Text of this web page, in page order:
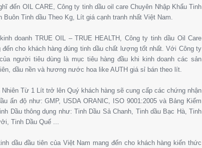
đến OIL CARE, Công ty tinh dầu oil care Chuyên Nhập Khẩu Tinh
Buôn Tinh dầu Theo Kg, Lít giá cạnh tranh nhất Việt Nam.
doanh TRUE OIL – TRUE HEALTH, Công ty tinh dầu Oil Care
đến cho khách hàng đúng tinh dầu chất lượng tốt nhất. Với Công ty
người tiêu dùng là mục tiêu hàng đầu khi kinh doanh các sản
dầu nền và hương nước hoa like AUTH giá sỉ bán theo lít.
Nhiên Từ 1 Lít trở lên Quý khách hàng sẽ cung cấp các chứng nhận
ấn độ như: GMP, USDA ORANIC, ISO 9001:2005 và Bảng Kiểm
Dầu thông dụng như: Tinh Dầu Sả Chanh, Tinh dầu Bạc Hà, Tinh
Tinh Dầu Quế ...
dầu đầu tiên của Việt Nam mang đến cho khách hàng kiến thức